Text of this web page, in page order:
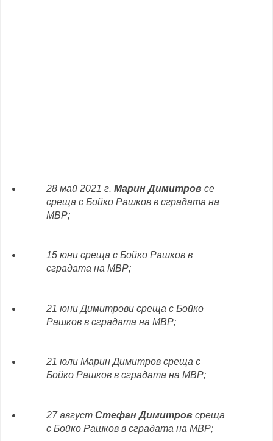
28 май 2021 г. Марин Димитров се
среща с Бойко Рашков в сградата на
МВР;
15 юни среща с Бойко Рашков в
сградата на МВР;
21 юни Димитрови среща с Бойко
Рашков в сградата на МВР;
21 юли Марин Димитров среща с
Бойко Рашков в сградата на МВР;
27 август Стефан Димитровсреща
с Бойко Рашков в сградата на МВР;